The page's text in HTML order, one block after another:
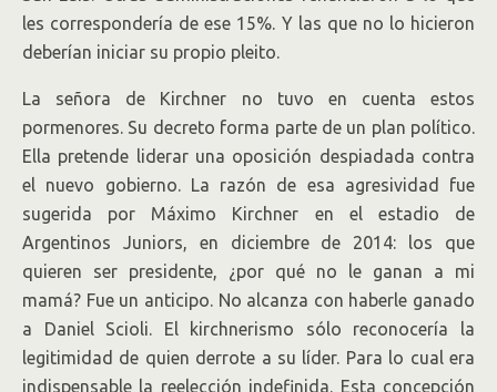
les correspondería de ese 15%. Y las que no lo hicieron
deberían iniciar su propio pleito.
La señora de Kirchner no tuvo en cuenta estos
pormenores. Su decreto forma parte de un plan político.
Ella pretende liderar una oposición despiadada contra
el nuevo gobierno. La razón de esa agresividad fue
sugerida por Máximo Kirchner en el estadio de
Argentinos Juniors, en diciembre de 2014: los que
quieren ser presidente, ¿por qué no le ganan a mi
mamá? Fue un anticipo. No alcanza con haberle ganado
a Daniel Scioli. El kirchnerismo sólo reconocería la
legitimidad de quien derrote a su líder. Para lo cual era
indispensable la reelección indefinida. Esta concepción